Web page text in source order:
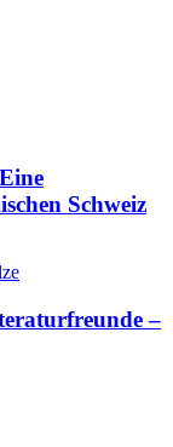
Schweiz
–